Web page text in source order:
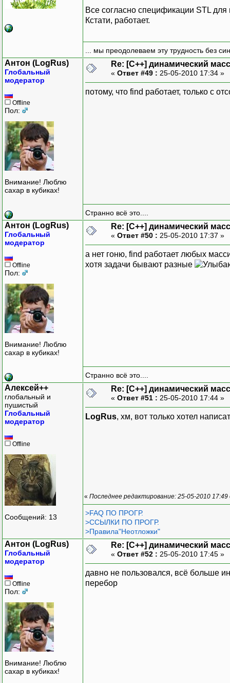
Все согласно спецификации STL
Кстати, работает.
... мы преодолеваем эту трудность без
Антон (LogRus)
Глобальный
модератор
Offline
Пол:
Внимание! Люблю
сахар в кубиках!
Re: [C++] динамический
« Ответ #49 : 25-05-2010 17:34 »
потому, что find работает, только с
Странно всё это....
Антон (LogRus)
Глобальный
модератор
Offline
Пол:
Внимание! Люблю
сахар в кубиках!
Re: [C++] динамический
« Ответ #50 : 25-05-2010 17:37 »
а нет гоню, find работает любых
хотя задачи бывают разные
Странно всё это....
Алексей++
глобальный и
пушистый
Глобальный
модератор
Offline
Сообщений: 13
Re: [C++] динамический
« Ответ #51 : 25-05-2010 17:44 »
LogRus, хм, вот только хотел
« Последнее редактирование: 25-05-2010
>FAQ ПО ПРОГР.
>ССЫЛКИ ПО ПРОГР.
>Правила"Неотложки"
Антон (LogRus)
Глобальный
модератор
Offline
Пол:
Внимание! Люблю
сахар в кубиках!
Re: [C++] динамический
« Ответ #52 : 25-05-2010 17:45 »
давно не пользовался, всё больше
перебор